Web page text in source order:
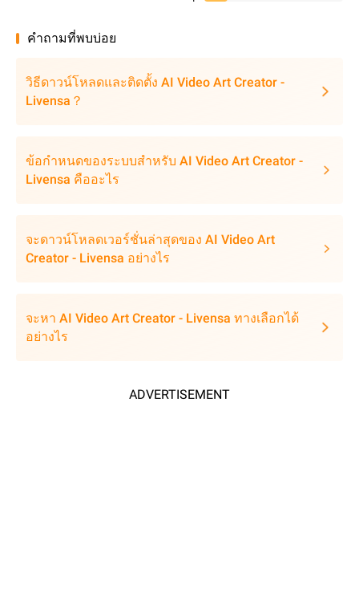
คำถามที่พบบ่อย
วิธีดาวน์โหลดและติดตั้ง AI Video Art Creator -
Livensa？
ข้อกำหนดของระบบสำหรับ AI Video Art Creator -
Livensa คืออะไร
จะดาวน์โหลดเวอร์ชั่นล่าสุดของ AI Video Art
Creator - Livensa อย่างไร
จะหา AI Video Art Creator - Livensa ทางเลือกได้
อย่างไร
ADVERTISEMENT